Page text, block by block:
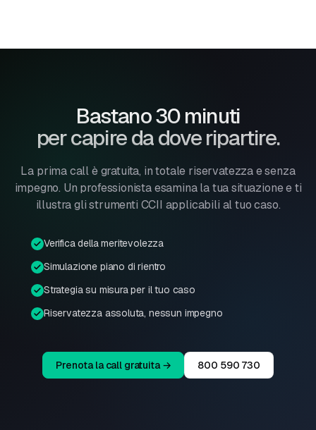
Bastano 30 minuti
per capire da dove ripartire.
La prima call è gratuita, in totale riservatezza e senza
impegno. Un professionista esamina la tua situazione e ti
illustra gli strumenti CCII applicabili al tuo caso.
Verifica della meritevolezza
Simulazione piano di rientro
Strategia su misura per il tuo caso
Riservatezza assoluta, nessun impegno
Prenota la call gratuita → 800 590 730